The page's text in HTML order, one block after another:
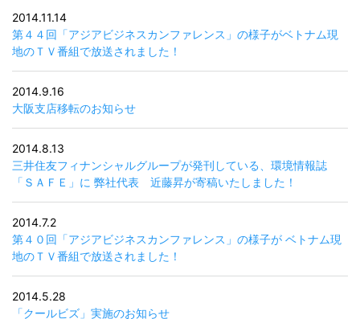
2014.11.14
第４４回「アジアビジネスカンファレンス」の様子がベトナム現
地のＴＶ番組で放送されました！
2014.9.16
大阪支店移転のお知らせ
2014.8.13
三井住友フィナンシャルグループが発刊している、環境情報誌
「ＳＡＦＥ」に 弊社代表 近藤昇が寄稿いたしました！
2014.7.2
第４０回「アジアビジネスカンファレンス」の様子が ベトナム現
地のＴＶ番組で放送されました！
2014.5.28
「クールビズ」実施のお知らせ